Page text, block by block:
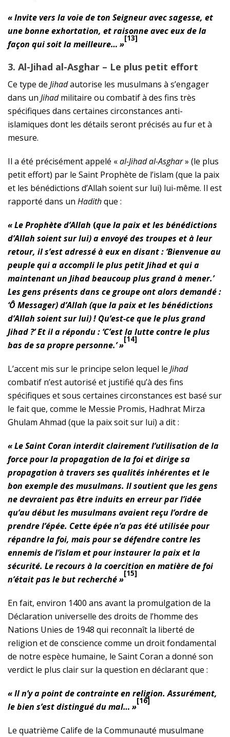
« Invite vers la voie de ton Seigneur avec sagesse, et
une bonne exhortation, et raisonne avec eux de la
façon qui soit la meilleure… »
[13]
3. Al-Jihad al-Asghar – Le plus petit effort
Ce type de Jihadautorise les musulmans à s’engager
dans un Jihadmilitaire ou combatif à des fins très
spécifiques dans certaines circonstances anti-
islamiques dont les détails seront précisés au fur et à
mesure.
Il a été précisément appelé «al-Jihad al-Asghar» (le plus
petit effort) par le Saint Prophète de l’islam (que la paix
et les bénédictions d’Allah soient sur lui) lui-même. Il est
rapporté dans un Hadithque :
« Le Prophète d’Allah (que la paix et les bénédictions
d’Allah soient sur lui) a envoyé des troupes et à leur
retour, il s’est adressé à eux en disant : ‘Bienvenue au
peuple qui a accompli le plus petit Jihad et qui a
maintenant un Jihad beaucoup plus grand à mener.’
Les gens présents dans ce groupe ont alors demandé :
‘Ô Messager) d’Allah (que la paix et les bénédictions
d’Allah soient sur lui) ! Qu’est-ce que le plus grand
Jihad ?’ Et il a répondu : ‘C’est la lutte contre le plus
bas de sa propre personne.’ »
[14]
L’accent mis sur le principe selon lequel le Jihad
combatif n’est autorisé et justifié qu’à des fins
spécifiques et sous certaines circonstances est basé sur
le fait que, comme le Messie Promis, Hadhrat Mirza
Ghulam Ahmad (que la paix soit sur lui) a dit :
« Le Saint Coran interdit clairement l’utilisation de la
force pour la propagation de la foi et dirige sa
propagation à travers ses qualités inhérentes et le
bon exemple des musulmans. Il soutient que les gens
ne devraient pas être induits en erreur par l’idée
qu’au début les musulmans avaient reçu l’ordre de
prendre l’épée. Cette épée n’a pas été utilisée pour
répandre la foi, mais pour se défendre contre les
ennemis de l’islam et pour instaurer la paix et la
sécurité. Le recours à la coercition en matière de foi
n’était pas le but recherché »
[15]
En fait, environ 1400 ans avant la promulgation de la
Déclaration universelle des droits de l’homme des
Nations Unies de 1948 qui reconnaît la liberté de
religion et de conscience comme un droit fondamental
de notre espèce humaine, le Saint Coran a donné son
verdict le plus clair sur la question en déclarant que :
« Il n’y a point de contrainte en religion. Assurément,
le bien s’est distingué du mal… »
[16]
Le quatrième Calife de la Communauté musulmane